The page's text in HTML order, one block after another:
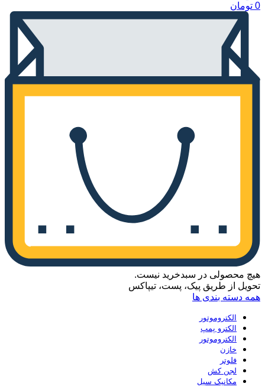
0 تومان
هیچ محصولی در سبدخرید نیست.
تحویل از طریق پیک، پست، تیپاکس
همه دسته بندی ها
الکتروموتور
الکترو پمپ
الکتروموتور
خازن
فلوتر
لجن کش
مکانیک سیل